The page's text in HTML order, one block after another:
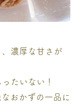
濃厚な甘さが
たいない！
おかずの一品に